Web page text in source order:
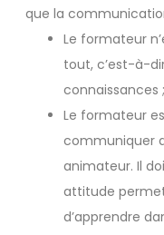
que la
Le formateur
tout, c’est-à-
connaissances ;
Le formateur
communiquer
animateur. Il
attitude
d’apprendre